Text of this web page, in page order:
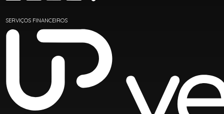
SERVIÇOS FINANCEIROS